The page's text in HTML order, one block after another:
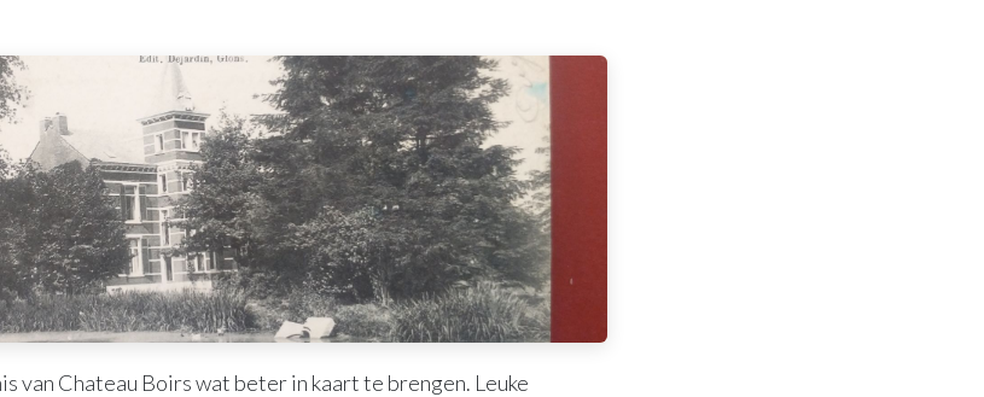
van Chateau Boirs wat beter in kaart te brengen. Leuke